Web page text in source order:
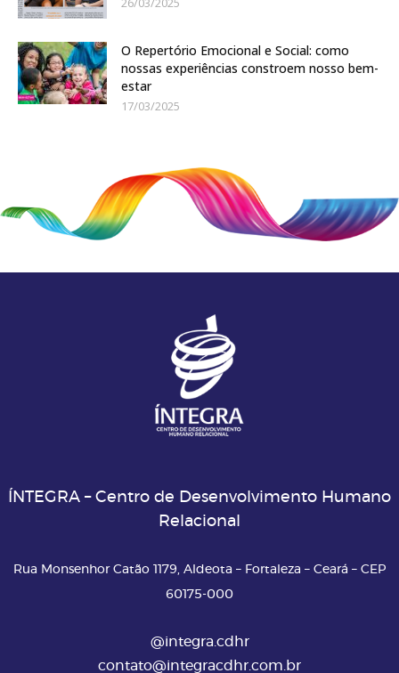
O Repertório Emocional e Social: como
nossas experiências constroem nosso bem-
estar
17/03/2025
ÍNTEGRA – Centro de Desenvolvimento Humano
Relacional
Rua Monsenhor Catão 1179, Aldeota – Fortaleza – Ceará – CEP
60175-000
@integra.cdhr
contato@integracdhr.com.br